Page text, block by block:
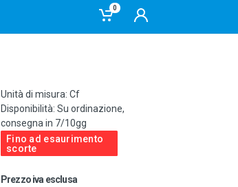
0
Unità di misura: Cf
Disponibilità: Su ordinazione,
consegna in 7/10gg
Fino ad esaurimento
scorte
Prezzo iva esclusa